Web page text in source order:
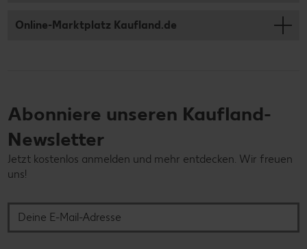
Online-Marktplatz Kaufland.de
Abonniere unseren Kaufland-
Newsletter
Jetzt kostenlos anmelden und mehr entdecken. Wir freuen
uns!